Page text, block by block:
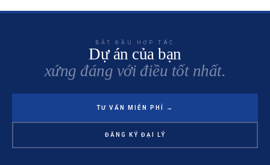
BẮT ĐẦU HỢP TÁC
Dự án của bạn
xứng đáng với điều tốt nhất.
TƯ VẤN MIỄN PHÍ →
ĐĂNG KÝ ĐẠI LÝ